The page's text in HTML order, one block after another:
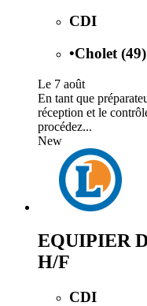
CDI
•Cholet (49)
Le 7 août
En tant que
réception et le
procédez...
New
EQUIPIER
H/F
CDI